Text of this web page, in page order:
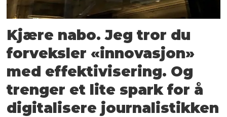
Kjære nabo. Jeg tror du
forveksler «innovasjon»
med effektivisering. Og
trenger et lite spark for å
digitalisere journalistikken